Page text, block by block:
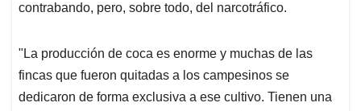
contrabando, pero, sobre todo, del narcotráfico.
"La producción de coca es enorme y muchas de las
fincas que fueron quitadas a los campesinos se
dedicaron de forma exclusiva a ese cultivo. Tienen una